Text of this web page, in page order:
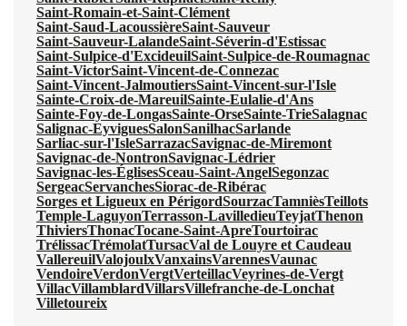
Saint-Romain-et-Saint-Clément
Saint-Saud-LacoussièreSaint-Sauveur
Saint-Sauveur-LalandeSaint-Séverin-d'Estissac
Saint-Sulpice-d'ExcideuilSaint-Sulpice-de-Roumagnac
Saint-VictorSaint-Vincent-de-Connezac
Saint-Vincent-JalmoutiersSaint-Vincent-sur-l'Isle
Sainte-Croix-de-MareuilSainte-Eulalie-d'Ans
Sainte-Foy-de-LongasSainte-OrseSainte-TrieSalagnac
Salignac-EyviguesSalonSanilhacSarlande
Sarliac-sur-l'IsleSarrazacSavignac-de-Miremont
Savignac-de-NontronSavignac-Lédrier
Savignac-les-ÉglisesSceau-Saint-AngelSegonzac
SergeacServanchesSiorac-de-Ribérac
Sorges et Ligueux en PérigordSourzacTamnièsTeillots
Temple-LaguyonTerrasson-LavilledieuTeyjatThenon
ThiviersThonacTocane-Saint-ApreTourtoirac
TrélissacTrémolatTursacVal de Louyre et Caudeau
VallereuilValojoulxVanxainsVarennesVaunac
VendoireVerdonVergtVerteillacVeyrines-de-Vergt
VillacVillamblardVillarsVillefranche-de-Lonchat
Villetoureix